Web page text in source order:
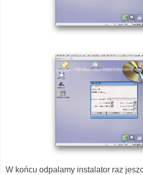
W końcu odpalamy instalator raz